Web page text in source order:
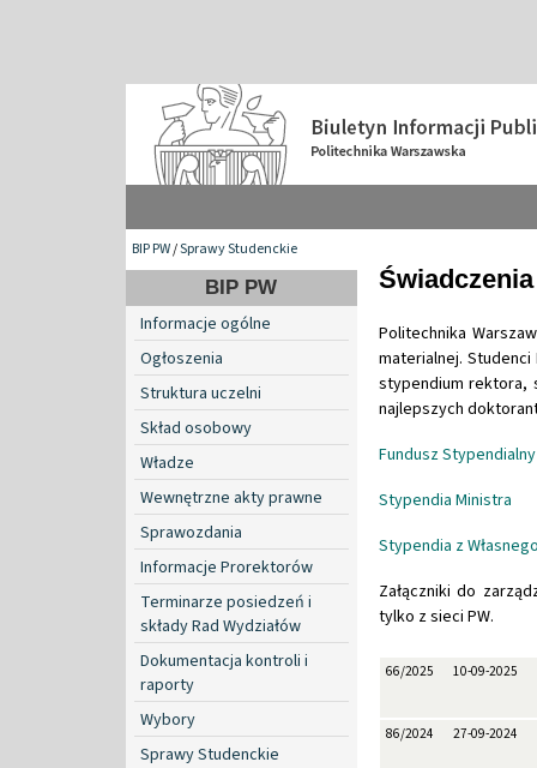
BIP PW/Sprawy Studenckie
BIP PW
Informacje ogólne
Ogłoszenia
Struktura uczelni
Skład osobowy
Władze
Wewnętrzne akty prawne
Sprawozdania
Informacje Prorektorów
Terminarze posiedzeń i
składy Rad Wydziałów
Dokumentacja kontroli i
raporty
Wybory
Sprawy Studenckie
Politechnika
materialnej.
stypendium rektora,
najlepszych
Fundusz
Stypendia Ministra
Stypendia z
Załączniki do
tylko z sieci PW.
66/2025 10-09-2025
86/2024 27-09-2024